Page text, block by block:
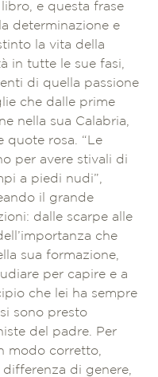
e questa frase
determinazione e
la vita della
in tutte le sue fasi,
di quella passione
che dalle prime
nella sua Calabria,
quote rosa. “Le
per avere stivali di
a piedi nudi”,
il grande
dalle scarpe alle
che
sua formazione,
per capire e a
che lei ha sempre
sono presto
del padre. Per
modo corretto,
di genere,